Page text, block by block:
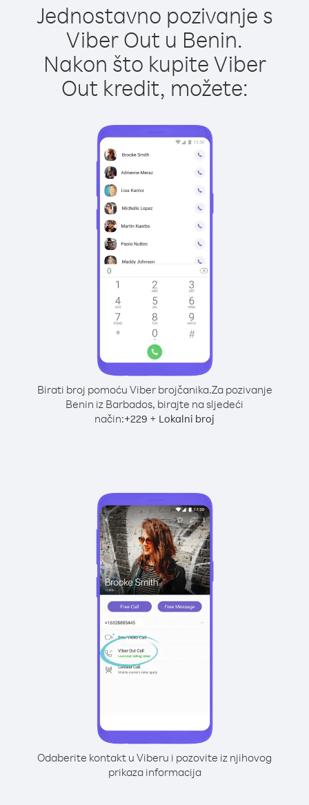
Jednostavno pozivanje s
Viber Out u Benin.
Nakon što kupite Viber
Out kredit, možete:
Birati broj pomoću Viber brojčanika.Za pozivanje
Benin iz Barbados, birajte na sljedeći
način:+229 + Lokalni broj
Odaberite kontakt u Viberu i pozovite iz njihovog
prikaza informacija